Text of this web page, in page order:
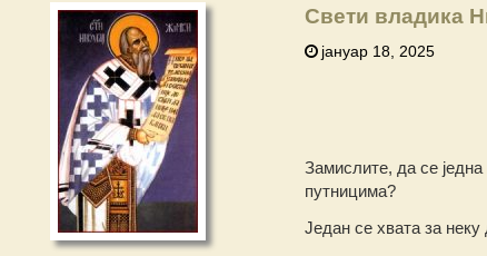
Свети владика
јануар 18, 2025
Замислите, да се
путницима?
Један се хвата за